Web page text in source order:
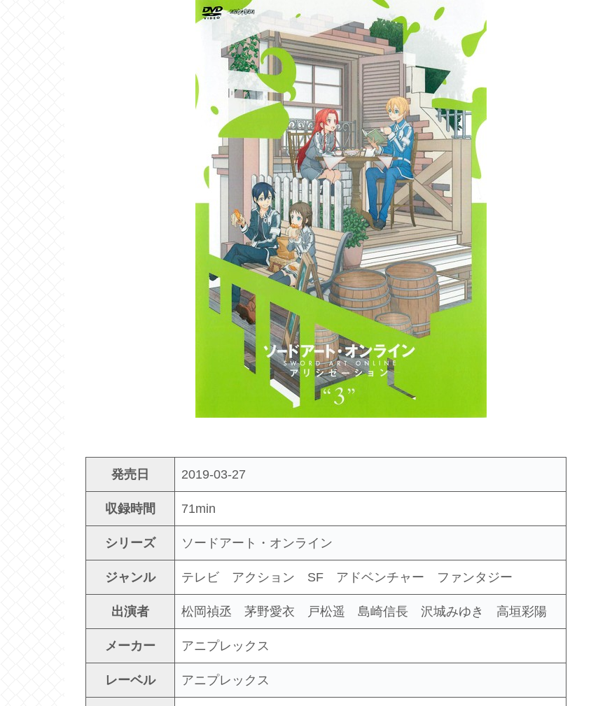
発売日 2019-03-27
収録時間 71min
シリーズ ソードアート・オンライン
ジャンル テレビ アクション SF アドベンチャー ファンタジー
出演者 松岡禎丞 茅野愛衣 戸松遥 島崎信長 沢城みゆき 高垣彩陽
メーカー アニプレックス
レーベル アニプレックス